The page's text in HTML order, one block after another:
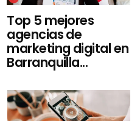
Top 5 mejores
agencias de
marketing digital en
Barranquilla...